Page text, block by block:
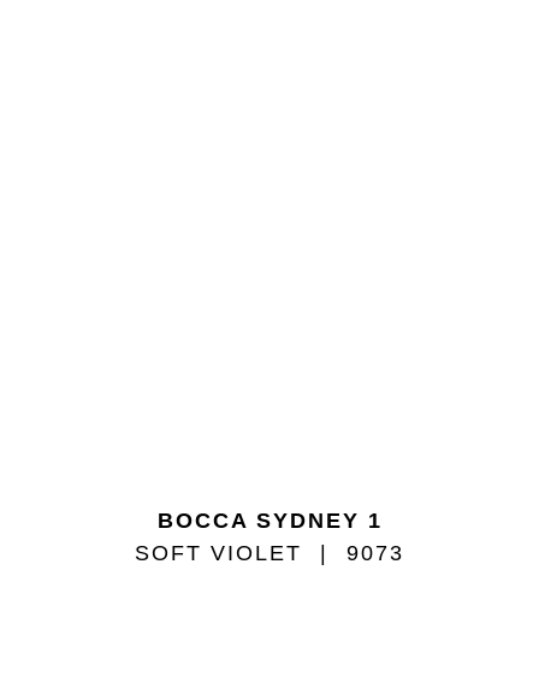
BOCCA SYDNEY 1
SOFT VIOLET
9073